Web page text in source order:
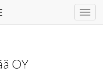
OY